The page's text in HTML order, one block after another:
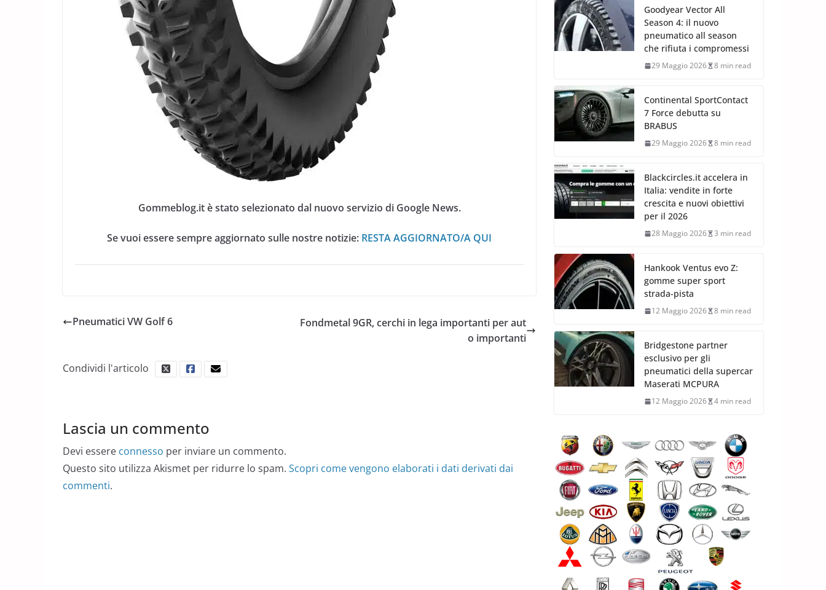
Gommeblog.it è stato selezionato dal nuovo servizio di Google News.
Se vuoi essere sempre aggiornato sulle nostre notizie: RESTA AGGIORNATO/A QUI
Pneumatici VW Golf 6
Fondmetal 9GR, cerchi in lega importanti per aut
o importanti
Condividi l'articolo
Lascia un commento
Devi essere connesso per inviare un commento.
Questo sito utilizza Akismet per ridurre lo spam. Scopri come vengono elaborati i dati derivati dai
commenti.
Goodyear Vector All
Season 4: il nuovo
pneumatico all season
che rifiuta i compromessi
29 Maggio 2026 8 min read
Continental SportContact
7 Force debutta su
BRABUS
29 Maggio 2026 8 min read
Blackcircles.it accelera in
Italia: vendite in forte
crescita e nuovi obiettivi
per il 2026
28 Maggio 2026 3 min read
Hankook Ventus evo Z:
gomme super sport
strada-pista
12 Maggio 2026 8 min read
Bridgestone partner
esclusivo per gli
pneumatici della supercar
Maserati MCPURA
12 Maggio 2026 4 min read